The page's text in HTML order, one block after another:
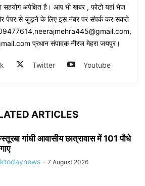
सहयोग अपेक्षित है। आप भी खबर , फोटो यहां भेज
पेपर से जुड़ने के लिए इस नंबर पर संपर्क कर सकते
प्रधान संपादक नीरज मेहरा जयपुर।
Twitter Youtube
ARTICLES
गांधी आवासीय छात्रावास में 101 पौधे
- 7 August 2026